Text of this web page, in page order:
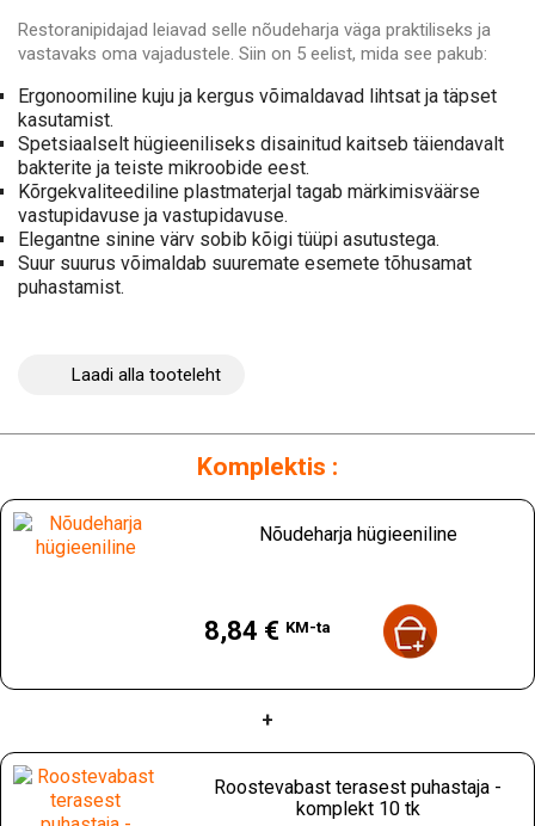
Restoranipidajad leiavad selle nõudeharja väga praktiliseks ja
vastavaks oma vajadustele. Siin on 5 eelist, mida see pakub:
Ergonoomiline kuju ja kergus võimaldavad lihtsat ja täpset
kasutamist.
Spetsiaalselt hügieeniliseks disainitud kaitseb täiendavalt
bakterite ja teiste mikroobide eest.
Kõrgekvaliteediline plastmaterjal tagab märkimisväärse
vastupidavuse ja vastupidavuse.
Elegantne sinine värv sobib kõigi tüüpi asutustega.
Suur suurus võimaldab suuremate esemete tõhusamat
puhastamist.
Laadi alla tooteleht
Komplektis :
Nõudeharja hügieeniline
8,84 € KM-ta
+
Roostevabast terasest puhastaja -
komplekt 10 tk